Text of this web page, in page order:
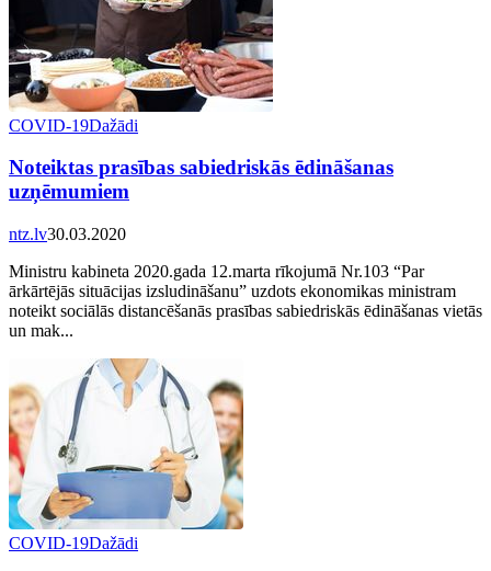
COVID-19Dažādi
Noteiktas prasības sabiedriskās ēdināšanas
uzņēmumiem
ntz.lv30.03.2020
Ministru kabineta 2020.gada 12.marta rīkojumā Nr.103 “Par
ārkārtējās situācijas izsludināšanu” uzdots ekonomikas ministram
noteikt sociālās distancēšanās prasības sabiedriskās ēdināšanas vietās
un mak...
COVID-19Dažādi